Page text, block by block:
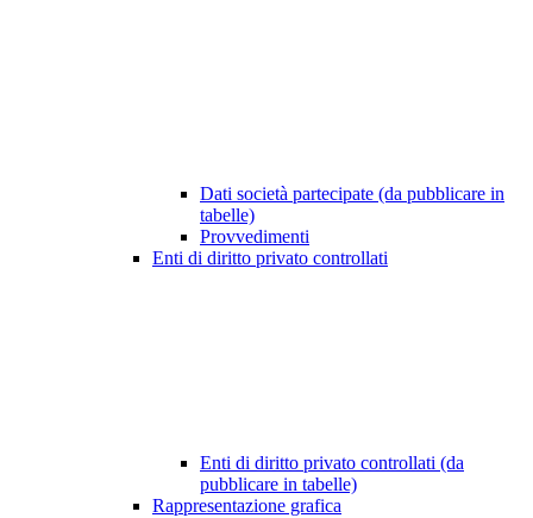
Dati società partecipate (da pubblicare in
tabelle)
Provvedimenti
Enti di diritto privato controllati
Enti di diritto privato controllati (da
pubblicare in tabelle)
Rappresentazione grafica